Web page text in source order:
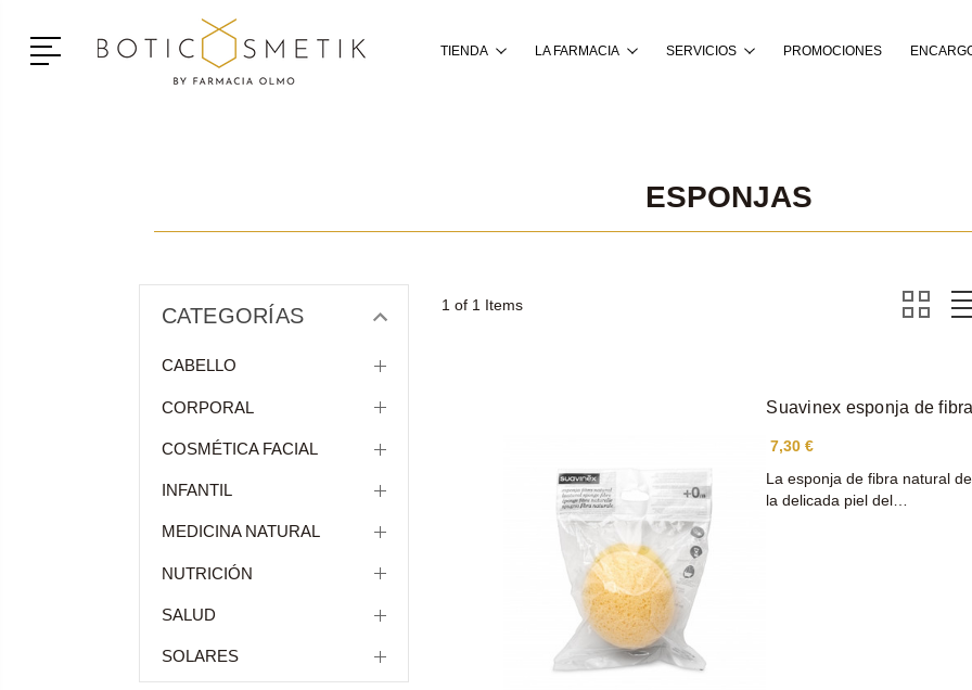
Menú TIENDA LA FARMACIA SERVICIOS PROMOCIONES
ESPONJAS
CATEGORÍAS
CABELLO
CORPORAL
COSMÉTICA FACIAL
INFANTIL
MEDICINA NATURAL
NUTRICIÓN
SALUD
SOLARES
1 of 1 Items
Suavinex esponja de
7,30 €
La esponja de fibra natural
la delicada piel del…